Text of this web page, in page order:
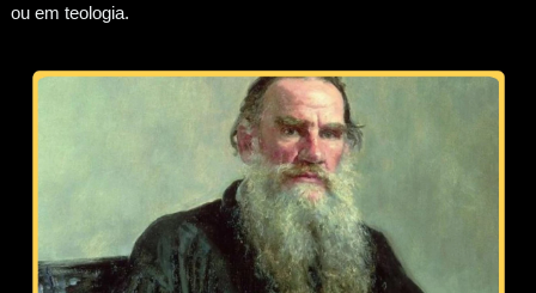
ou em teologia.